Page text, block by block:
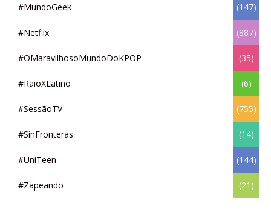
#MundoGeek (147)
#Netflix (887)
#OMaravilhosoMundoDoKPOP (35)
#RaioXLatino (6)
#SessãoTV (755)
#SinFronteras (14)
#UniTeen (144)
#Zapeando (21)